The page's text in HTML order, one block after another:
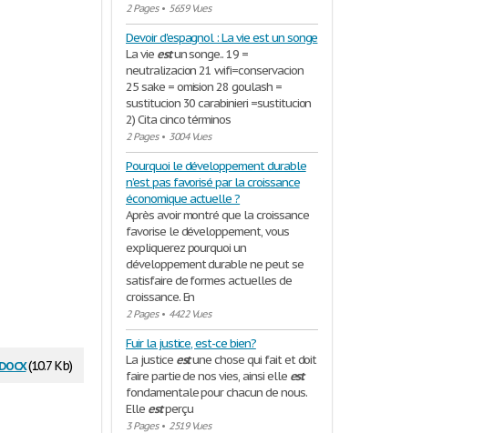
docx(10.7 Kb)
2 Pages• 5659 Vues
Devoir d'espagnol : La vie est un songe
La vie estun songe.. 19 =
neutralizacion 21 wifi=conservacion
25 sake = omision 28 goulash =
sustitucion 30 carabinieri =sustitucion
2) Cita cinco términos
2 Pages• 3004 Vues
Pourquoi le développement durable
n’est pas favorisé par la croissance
économique actuelle ?
Après avoir montré que la croissance
favorise le développement, vous
expliquerez pourquoi un
développement durable ne peut se
satisfaire de formes actuelles de
croissance. En
2 Pages• 4422 Vues
Fuir la justice, est-ce bien?
La justice estune chose qui fait et doit
faire partie de nos vies, ainsi elle est
fondamentale pour chacun de nous.
Elle estperçu
3 Pages• 2519 Vues